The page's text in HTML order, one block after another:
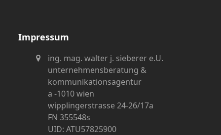
Impressum
ing. mag. walter j. sieberer e.U.
unternehmensberatung &
kommunikationsagentur
a -1010 wien
wipplingerstrasse 24-26/17a
FN 355548s
UID: ATU57825900